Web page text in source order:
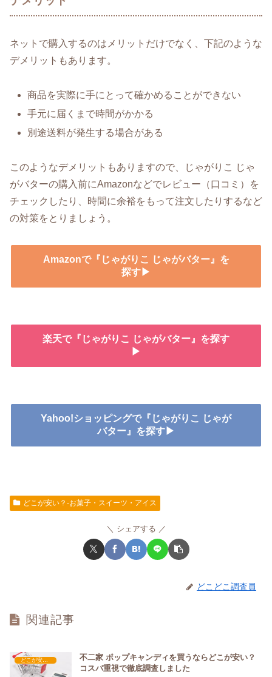
ネットで購入するのはメリットだけでなく、下記のような
デメリットもあります。
商品を実際に手にとって確かめることができない
手元に届くまで時間がかかる
別途送料が発生する場合がある
このようなデメリットもありますので、じゃがりこ じゃ
がバターの購入前にAmazonなどでレビュー（口コミ）を
チェックしたり、時間に余裕をもって注文したりするなど
の対策をとりましょう。
Amazonで『じゃがりこ じゃがバター』を
探す▶
楽天で『じゃがりこ じゃがバター』を探す
▶
Yahoo!ショッピングで『じゃがりこ じゃが
バター』を探す▶
どこが安い？-お菓子・スイーツ・アイス
シェアする
どこどこ調査員
関連記事
どこが安い？-お菓子・スイーツ・アイス
不二家 ポップキャンディを買うならどこが安い？
コスパ重視で徹底調査しました